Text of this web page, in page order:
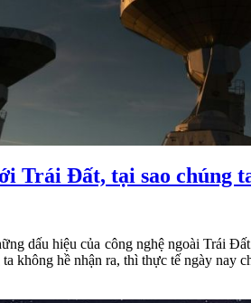
Trái Đất, tại sao chúng
dấu hiệu của công nghệ ngoài Trái
không hề nhận ra, thì thực tế ngày nay